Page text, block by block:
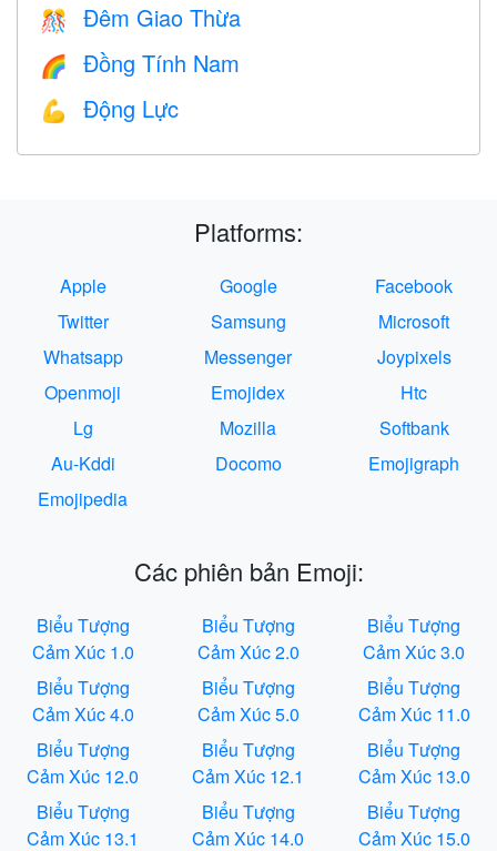
🎊 Đêm Giao Thừa
🌈 Đồng Tính Nam
💪 Động Lực
Platforms:
Apple Google
Facebook
Twitter
Samsung
Microsoft
Whatsapp
Messenger
Joypixels
Openmoji
Emojidex
Htc
Lg
Mozilla
Softbank
Au-Kddi
Docomo
Emojigraph
Emojipedia
Các phiên bản Emoji:
Biểu Tượng
Cảm Xúc 1.0
Biểu Tượng
Cảm Xúc 2.0
Biểu Tượng
Cảm Xúc 3.0
Biểu Tượng
Cảm Xúc 4.0
Biểu Tượng
Cảm Xúc 5.0
Biểu Tượng
Cảm Xúc 11.0
Biểu Tượng
Cảm Xúc 12.0
Biểu Tượng
Cảm Xúc 12.1
Biểu Tượng
Cảm Xúc 13.0
Biểu Tượng
Cảm Xúc 13.1
Biểu Tượng
Cảm Xúc 14.0
Biểu Tượng
Cảm Xúc 15.0